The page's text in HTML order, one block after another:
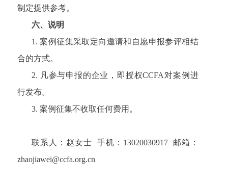
制定提供参考。
六、说明
1. 案例征集采取定向邀请和自愿申报参评相结
合的方式。
2. 凡参与申报的企业，即授权CCFA对案例进
行发布。
3. 案例征集不收取任何费用。
联系人：赵女士 手机：13020030917 邮箱：
zhaojiawei@ccfa.org.cn